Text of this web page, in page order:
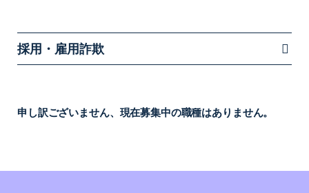
採用・雇用詐欺
申し訳ございません、現在募集中の職種はありません。